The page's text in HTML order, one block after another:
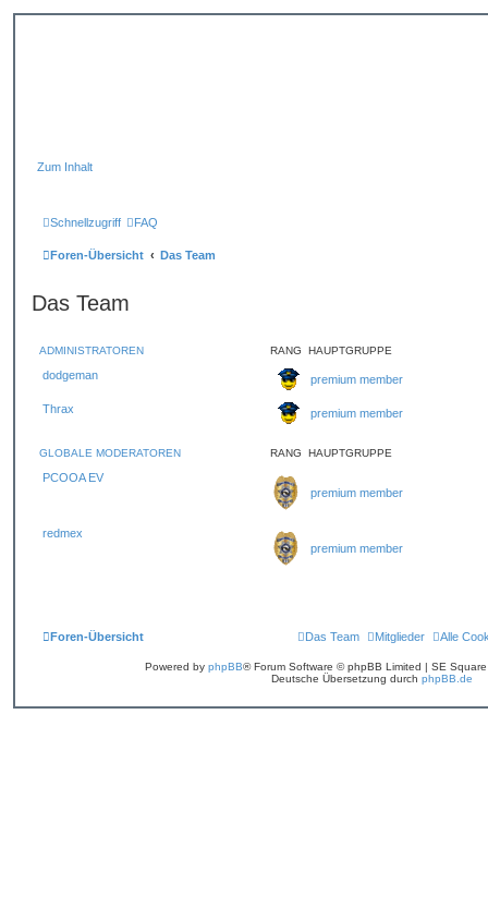
Zum Inhalt
Schnellzugriff FAQ
Foren-Übersicht Das Team
Das Team
RANG
ADMINISTRATOREN HAUPTGRUPPE
dodgeman premium member
Thrax premium member
RANG
GLOBALE MODERATOREN HAUPTGRUPPE
PCOOA EV
premium member
redmex
premium member
Foren-Übersicht Alle
Mitglieder
Das Team
Powered by phpBB® Forum Software © phpBB Limited | SE
Deutsche Übersetzung durch phpBB.de